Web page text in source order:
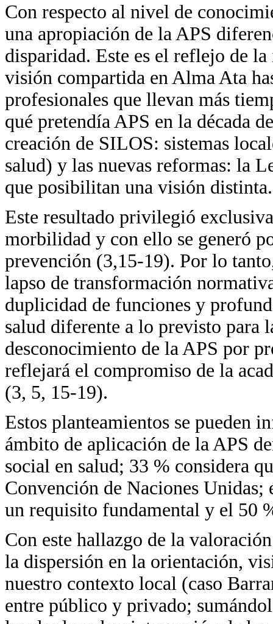
Con respecto al nivel de
una apropiación de la APS
disparidad. Este es el reflejo de
visión compartida en Alma Ata
profesionales que llevan más
qué pretendía APS en la década
creación de SILOS: sistemas
salud) y las nuevas reformas: la
que posibilitan una visión distinta.
Este resultado privilegió
morbilidad y con ello se generó
prevención (3,15-19). Por lo
lapso de transformación
duplicidad de funciones y
salud diferente a lo previsto para
desconocimiento de la APS por
reflejará el compromiso de la
(3, 5, 15-19).
Estos planteamientos se pueden
ámbito de aplicación de la APS
social en salud; 33 % considera
Convención de Naciones
un requisito fundamental y el 50
Con este hallazgo de la
la dispersión en la orientación,
nuestro contexto local (caso
entre público y privado;